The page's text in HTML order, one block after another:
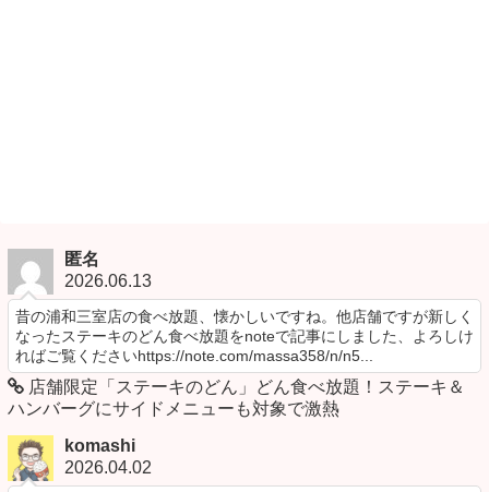
匿名
2026.06.13
昔の浦和三室店の食べ放題、懐かしいですね。他店舗ですが新しく
なったステーキのどん食べ放題をnoteで記事にしました、よろしけ
ればご覧くださいhttps://note.com/massa358/n/n5...
店舗限定「ステーキのどん」どん食べ放題！ステーキ＆
ハンバーグにサイドメニューも対象で激熱
komashi
2026.04.02